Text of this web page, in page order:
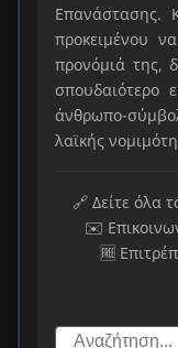
Επανάστασης.
προκειμένου
προνόμιά της,
σπουδαιότερο
άνθρωπο-
λαϊκής
🔗 Δείτε όλα
✉️
🆓